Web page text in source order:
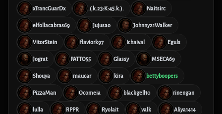
xTrancGuarDx .(.k.23:K:45.k.). Naitsirc
elfollacabras69 Jujusao Johnny21Walker
VitorStein flaviork97 Ichaival Eguls
Jograt PATTO55 Glassy MSECA69
Shouya maucar kira bettyboopers
PizzaMan Ocomeia blackgell10 rinengan
lulla RPPR Ryolait valk Aliya1414